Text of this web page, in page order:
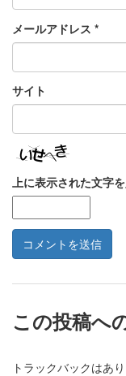
メールアドレス *
サイト
上に表示された文字
この投稿へ
トラックバックはあり